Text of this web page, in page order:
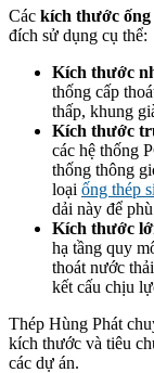
Các kích thước ống
đích sử dụng cụ thể:
Kích thước
thống cấp
thấp, khung
Kích thước
các hệ thống
thống thông
loại ống thép
dải này để
Kích thước
hạ tầng quy
thoát nước
kết cấu chịu
Thép Hùng Phát
kích thước và tiêu
các dự án.